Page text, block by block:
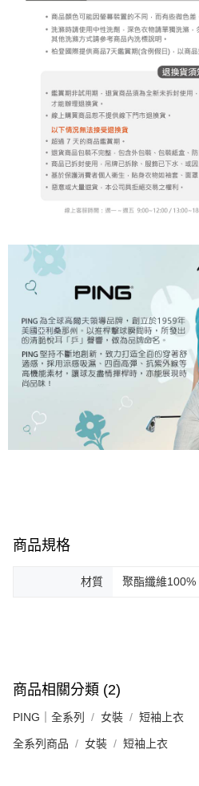
商品規格
材質 聚酯纖維100%
商品相關分類 (2)
PING｜全系列 女裝 短袖上衣
全系列商品 女裝 短袖上衣